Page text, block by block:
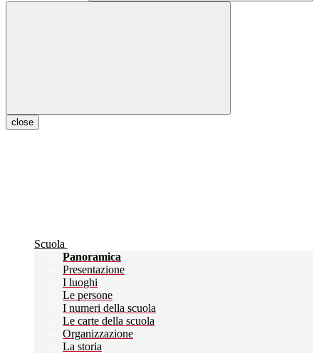
close
Scuola
Panoramica
Presentazione
I luoghi
Le persone
I numeri della scuola
Le carte della scuola
Organizzazione
La storia